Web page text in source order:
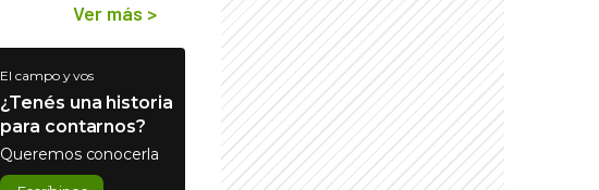
Ver más >
El campo y vos
¿Tenés una historia
para contarnos?
Queremos conocerla